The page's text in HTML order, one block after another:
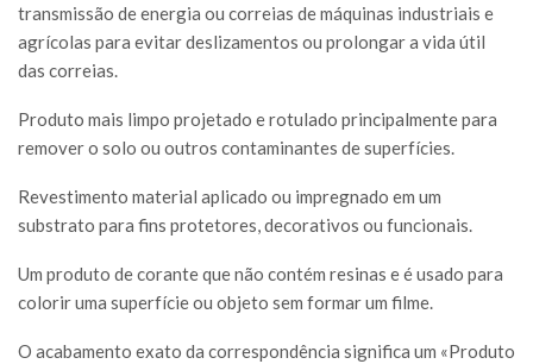
transmissão de energia ou correias de máquinas industriais e
agrícolas para evitar deslizamentos ou prolongar a vida útil
das correias.
Produto mais limpo projetado e rotulado principalmente para
remover o solo ou outros contaminantes de superfícies.
Revestimento material aplicado ou impregnado em um
substrato para fins protetores, decorativos ou funcionais.
Um produto de corante que não contém resinas e é usado para
colorir uma superfície ou objeto sem formar um filme.
O acabamento exato da correspondência significa um «Produto